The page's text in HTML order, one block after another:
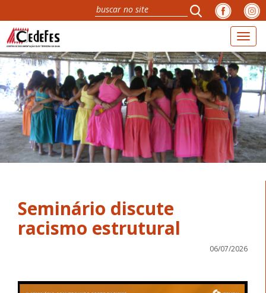
Seminário discute
racismo estrutural
06/07/2026